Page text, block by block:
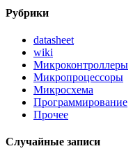
Рубрики
datasheet
wiki
Микроконтроллеры
Микропроцессоры
Микросхема
Программирование
Прочее
Случайные записи